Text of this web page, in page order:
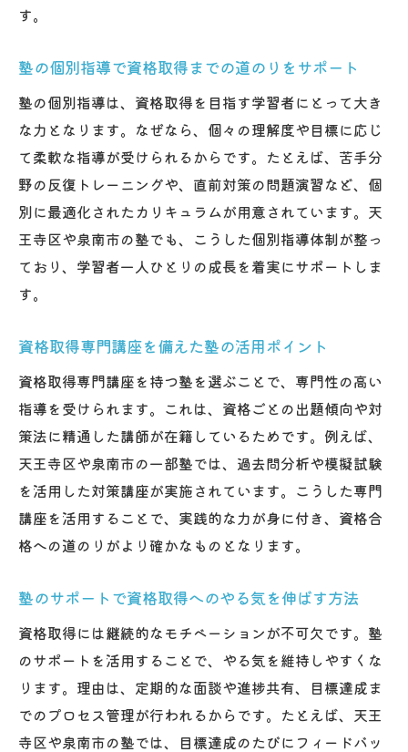
す。
塾の個別指導で資格取得までの道のりをサポート
塾の個別指導は、資格取得を目指す学習者にとって大き
な力となります。なぜなら、個々の理解度や目標に応じ
て柔軟な指導が受けられるからです。たとえば、苦手分
野の反復トレーニングや、直前対策の問題演習など、個
別に最適化されたカリキュラムが用意されています。天
王寺区や泉南市の塾でも、こうした個別指導体制が整っ
ており、学習者一人ひとりの成長を着実にサポートしま
す。
資格取得専門講座を備えた塾の活用ポイント
資格取得専門講座を持つ塾を選ぶことで、専門性の高い
指導を受けられます。これは、資格ごとの出題傾向や対
策法に精通した講師が在籍しているためです。例えば、
天王寺区や泉南市の一部塾では、過去問分析や模擬試験
を活用した対策講座が実施されています。こうした専門
講座を活用することで、実践的な力が身に付き、資格合
格への道のりがより確かなものとなります。
塾のサポートで資格取得へのやる気を伸ばす方法
資格取得には継続的なモチベーションが不可欠です。塾
のサポートを活用することで、やる気を維持しやすくな
ります。理由は、定期的な面談や進捗共有、目標達成ま
でのプロセス管理が行われるからです。たとえば、天王
寺区や泉南市の塾では、目標達成のたびにフィードバッ